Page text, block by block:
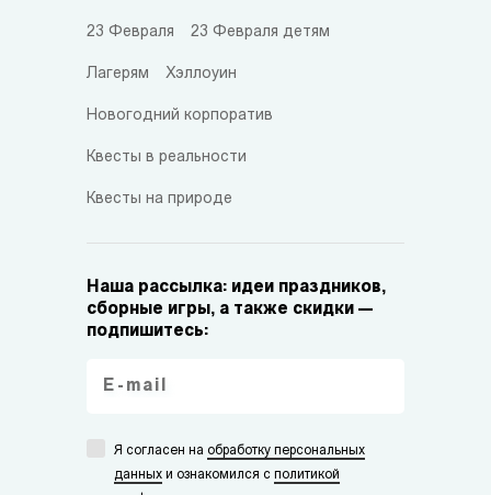
23 Февраля 23 Февраля детям
Лагерям Хэллоуин
Новогодний корпоратив
Квесты в реальности
Квесты на природе
Наша рассылка: идеи праздников,
сборные игры, а также скидки —
подпишитесь:
Я согласен на обработку персональных
данных и ознакомился с политикой